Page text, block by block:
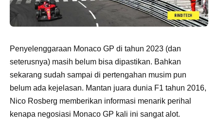
Penyelenggaraan Monaco GP di tahun 2023 (dan
seterusnya) masih belum bisa dipastikan. Bahkan
sekarang sudah sampai di pertengahan musim pun
belum ada kejelasan. Mantan juara dunia F1 tahun 2016,
Nico Rosberg memberikan informasi menarik perihal
kenapa negosiasi Monaco GP kali ini sangat alot.